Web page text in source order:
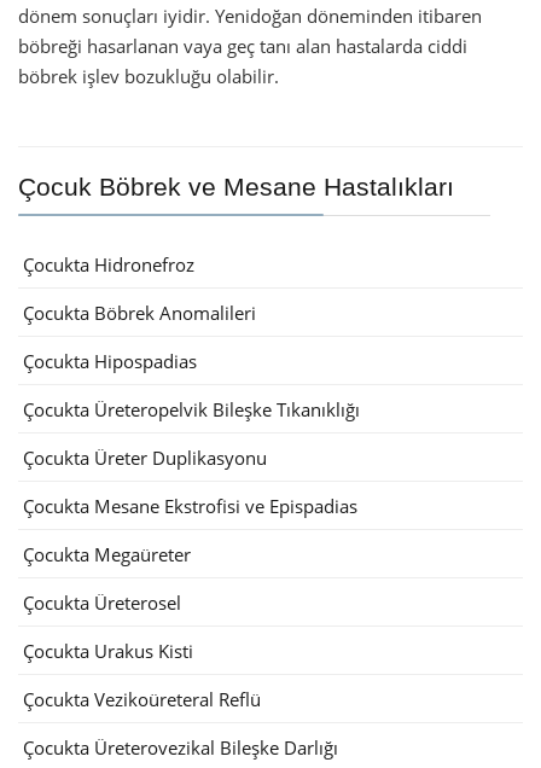
dönem sonuçları iyidir. Yenidoğan döneminden itibaren
böbreği hasarlanan vaya geç tanı alan hastalarda ciddi
böbrek işlev bozukluğu olabilir.
Çocuk Böbrek ve Mesane Hastalıkları
Çocukta Hidronefroz
Çocukta Böbrek Anomalileri
Çocukta Hipospadias
Çocukta Üreteropelvik Bileşke Tıkanıklığı
Çocukta Üreter Duplikasyonu
Çocukta Mesane Ekstrofisi ve Epispadias
Çocukta Megaüreter
Çocukta Üreterosel
Çocukta Urakus Kisti
Çocukta Vezikoüreteral Reflü
Çocukta Üreterovezikal Bileşke Darlığı